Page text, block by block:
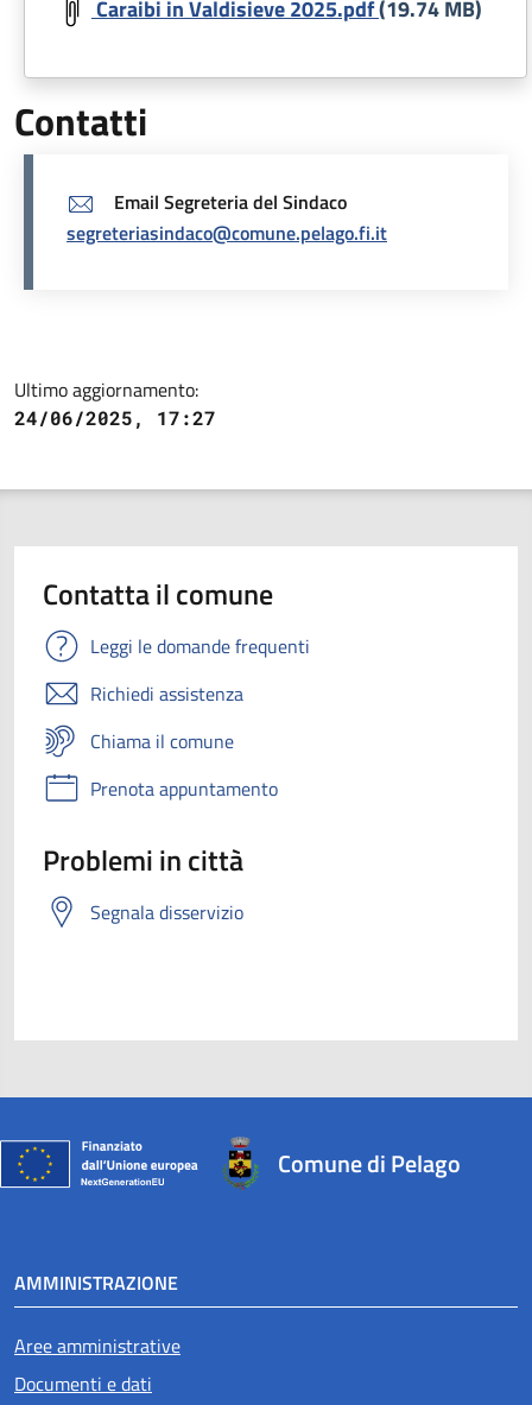
Caraibi in Valdisieve 2025.pdf(19.74 MB)
Contatti
Email Segreteria del Sindaco
segreteriasindaco@comune.pelago.fi.it
Ultimo aggiornamento:
24/06/2025, 17:27
Contatta il comune
Leggi le domande frequenti
Richiedi assistenza
Chiama il comune
Prenota appuntamento
Problemi in città
Segnala disservizio
Comune di Pelago
AMMINISTRAZIONE
Aree amministrative
Documenti e dati